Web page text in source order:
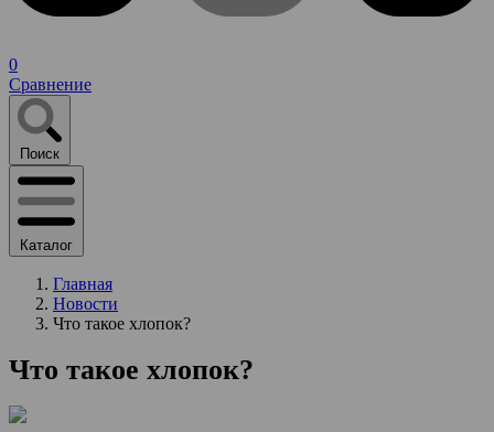
0
Сравнение
Поиск
Каталог
Главная
Новости
Что такое хлопок?
Что такое хлопок?